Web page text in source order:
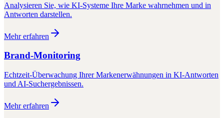
Analysieren Sie, wie KI-Systeme Ihre Marke wahrnehmen und in
Antworten darstellen.
Mehr erfahren
Brand-Monitoring
Echtzeit-Überwachung Ihrer Markenerwähnungen in KI-Antworten
und AI-Suchergebnissen.
Mehr erfahren